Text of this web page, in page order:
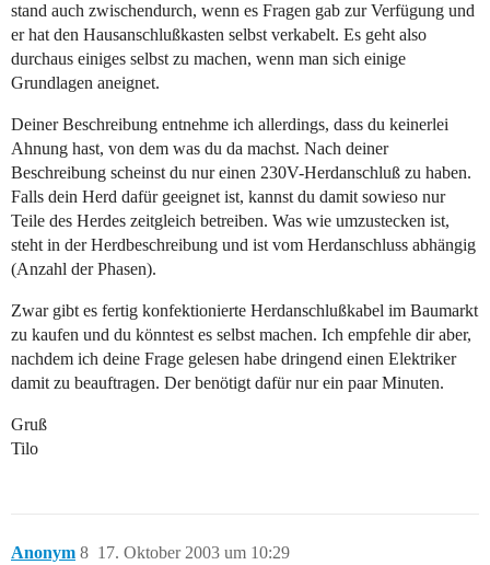
stand auch zwischendurch, wenn es Fragen gab zur Verfügung und
er hat den Hausanschlußkasten selbst verkabelt. Es geht also
durchaus einiges selbst zu machen, wenn man sich einige
Grundlagen aneignet.
Deiner Beschreibung entnehme ich allerdings, dass du keinerlei
Ahnung hast, von dem was du da machst. Nach deiner
Beschreibung scheinst du nur einen 230V-Herdanschluß zu haben.
Falls dein Herd dafür geeignet ist, kannst du damit sowieso nur
Teile des Herdes zeitgleich betreiben. Was wie umzustecken ist,
steht in der Herdbeschreibung und ist vom Herdanschluss abhängig
(Anzahl der Phasen).
Zwar gibt es fertig konfektionierte Herdanschlußkabel im Baumarkt
zu kaufen und du könntest es selbst machen. Ich empfehle dir aber,
nachdem ich deine Frage gelesen habe dringend einen Elektriker
damit zu beauftragen. Der benötigt dafür nur ein paar Minuten.
Gruß
Tilo
Anonym 17. Oktober 2003 um 10:29
8